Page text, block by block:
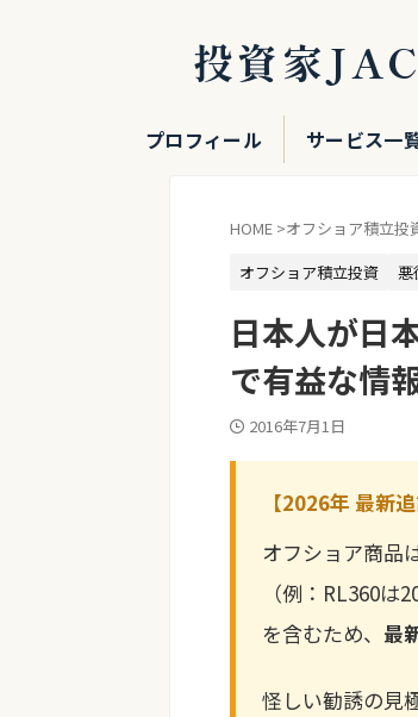
投資家
プロフィール サービス一
HOME >オフショア積立投
オフショア積立投資
悪
日本人が日
で有益な情
2016年7月1日
【2026年 最新追
オフショア商品
（例：RL360
を含むため、 最
怪しい勧誘の見